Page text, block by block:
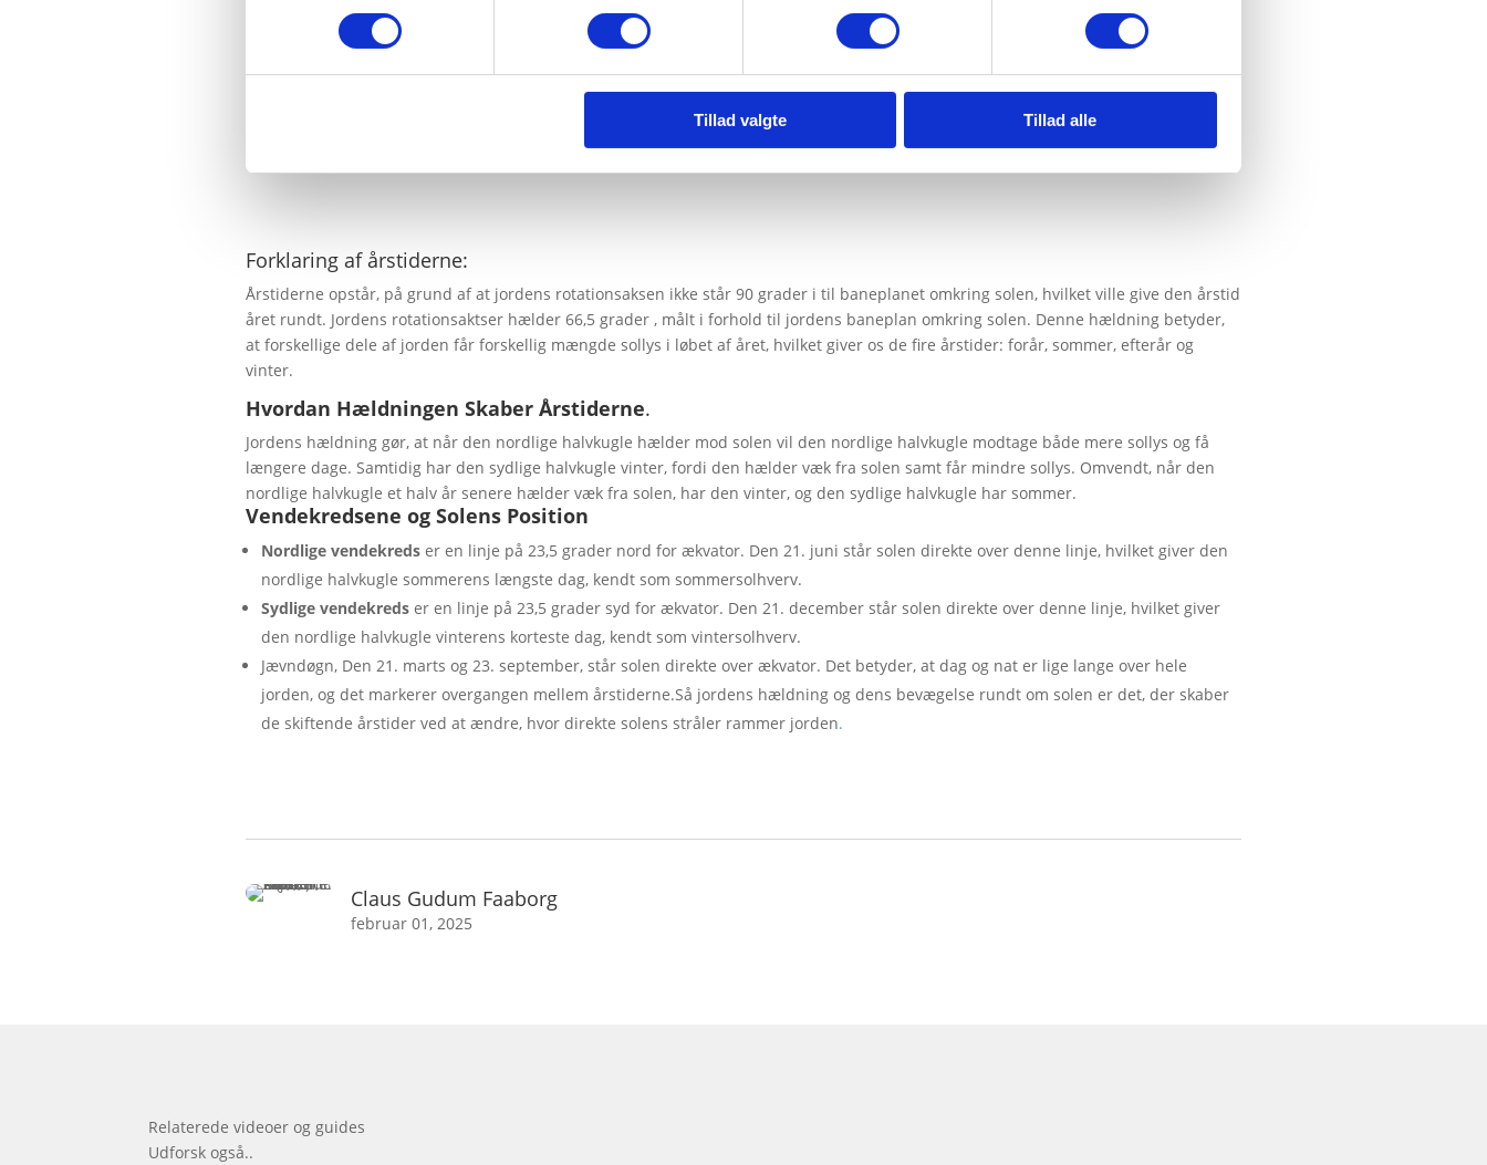
Tillad valgte Tillad alle
Forklaring af årstiderne:
Årstiderne opstår, på grund af at jordens rotationsaksen ikke står 90 grader i til baneplanet omkring solen, hvilket ville give den årstid
året rundt. Jordens rotationsaktser hælder 66,5 grader , målt i forhold til jordens baneplan omkring solen. Denne hældning betyder,
at forskellige dele af jorden får forskellig mængde sollys i løbet af året, hvilket giver os de fire årstider: forår, sommer, efterår og
vinter.
Hvordan Hældningen Skaber Årstiderne.
Jordens hældning gør, at når den nordlige halvkugle hælder mod solen vil den nordlige halvkugle modtage både mere sollys og få
længere dage. Samtidig har den sydlige halvkugle vinter, fordi den hælder væk fra solen samt får mindre sollys. Omvendt, når den
nordlige halvkugle et halv år senere hælder væk fra solen, har den vinter, og den sydlige halvkugle har sommer.
Vendekredsene og Solens Position
Nordlige vendekreds er en linje på 23,5 grader nord for ækvator. Den 21. juni står solen direkte over denne linje, hvilket giver den
nordlige halvkugle sommerens længste dag, kendt som sommersolhverv.
Sydlige vendekreds er en linje på 23,5 grader syd for ækvator. Den 21. december står solen direkte over denne linje, hvilket giver
den nordlige halvkugle vinterens korteste dag, kendt som vintersolhverv.
Jævndøgn, Den 21. marts og 23. september, står solen direkte over ækvator. Det betyder, at dag og nat er lige lange over hele
jorden, og det markerer overgangen mellem årstiderne.Så jordens hældning og dens bevægelse rundt om solen er det, der skaber
de skiftende årstider ved at ændre, hvor direkte solens stråler rammer jorden.
Claus Gudum Faaborg
februar 01, 2025
Relaterede videoer og guides
Udforsk også..